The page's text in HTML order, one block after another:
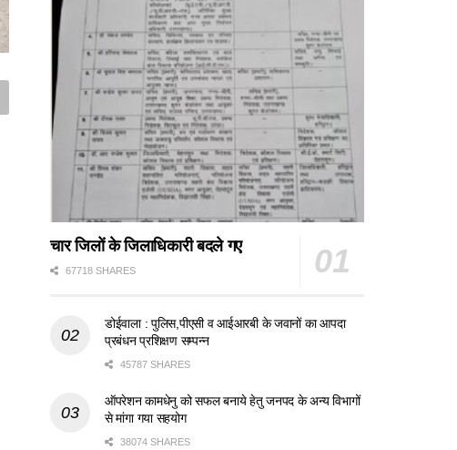
चार जिलों के जिलाधिकारी बदले गए
67718 SHARES
डोईवाला : पुलिस,पीएसी व आईआरबी के जवानों का आपदा
प्रबंधन प्रशिक्षण सम्पन्न
45787 SHARES
ऑपरेशन कामधेनु को सफल बनाये हेतु जनपद के अन्य विभागों
से मांगा गया सहयोग
38074 SHARES